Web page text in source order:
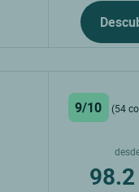
9/10 (54
98.2